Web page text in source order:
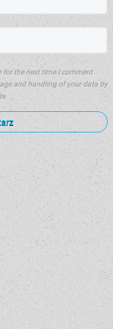
for the next time I comment
and handling of your data by